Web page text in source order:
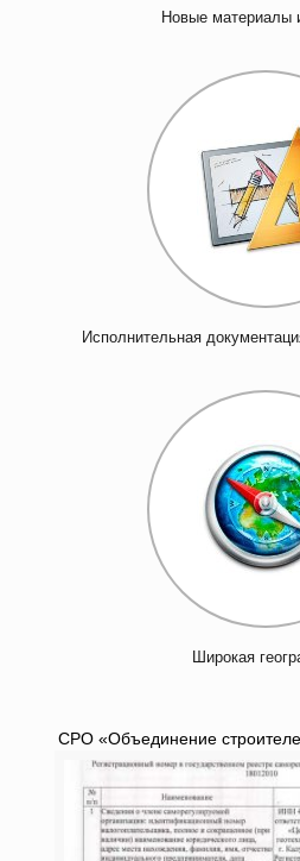
Новые материалы
Исполнительная
Широкая
СРО «Объединение